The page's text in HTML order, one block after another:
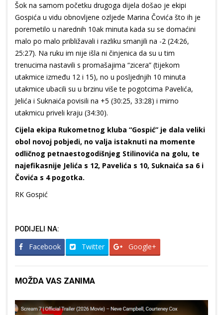
Šok na samom početku drugoga dijela došao je ekipi
Gospića u vidu obnovljene ozljede Marina Čovića što ih je
poremetilo u narednih 10ak minuta kada su se domaćini
malo po malo približavali i razliku smanjili na -2 (24:26,
25:27). Na ruku im nije išla ni činjenica da su u tim
trenucima nastavili s promašajima “zicera” (tijekom
utakmice između 12 i 15), no u posljednjih 10 minuta
utakmice ubacili su u brzinu više te pogotcima Pavelića,
Jelića i Suknaića povisili na +5 (30:25, 33:28) i mirno
utakmicu priveli kraju (34:30).
Cijela ekipa Rukometnog kluba “Gospić” je dala veliki
obol novoj pobjedi, no valja istaknuti na momente
odličnog petnaestogodišnjeg Stilinovića na golu, te
najefikasnije Jelića s 12, Pavelića s 10, Suknaića sa 6 i
Čovića s 4 pogotka.
RK Gospić
PODIJELI NA:
Facebook Twitter Google+
MOŽDA VAS ZANIMA